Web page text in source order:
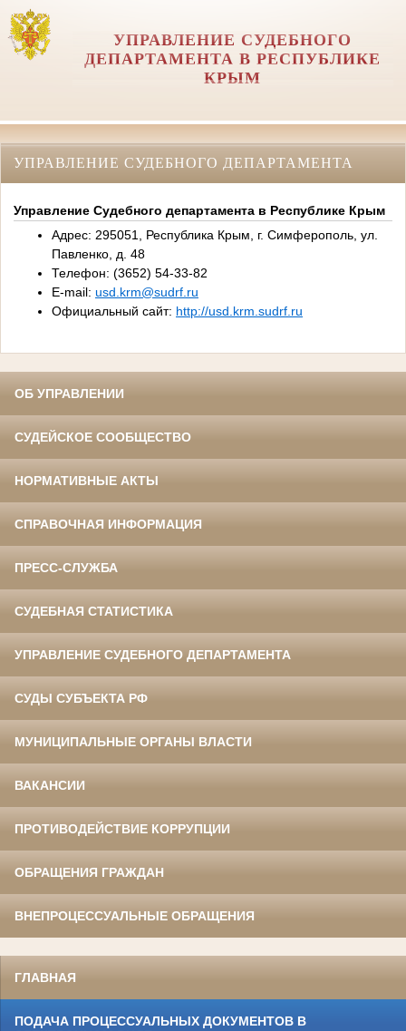
УПРАВЛЕНИЕ СУДЕБНОГО
ДЕПАРТАМЕНТА В РЕСПУБЛИКЕ
КРЫМ
УПРАВЛЕНИЕ СУДЕБНОГО ДЕПАРТАМЕНТА
Управление Судебного департамента в Республике Крым
Адрес: 295051, Республика Крым, г. Симферополь, ул.
Павленко, д. 48
Телефон: (3652) 54-33-82
E-mail: usd.krm@sudrf.ru
Официальный сайт: http://usd.krm.sudrf.ru
ОБ УПРАВЛЕНИИ
СУДЕЙСКОЕ СООБЩЕСТВО
НОРМАТИВНЫЕ АКТЫ
СПРАВОЧНАЯ ИНФОРМАЦИЯ
ПРЕСС-СЛУЖБА
СУДЕБНАЯ СТАТИСТИКА
УПРАВЛЕНИЕ СУДЕБНОГО ДЕПАРТАМЕНТА
СУДЫ СУБЪЕКТА РФ
МУНИЦИПАЛЬНЫЕ ОРГАНЫ ВЛАСТИ
ВАКАНСИИ
ПРОТИВОДЕЙСТВИЕ КОРРУПЦИИ
ОБРАЩЕНИЯ ГРАЖДАН
ВНЕПРОЦЕССУАЛЬНЫЕ ОБРАЩЕНИЯ
ГЛАВНАЯ
ПОДАЧА ПРОЦЕССУАЛЬНЫХ ДОКУМЕНТОВ В